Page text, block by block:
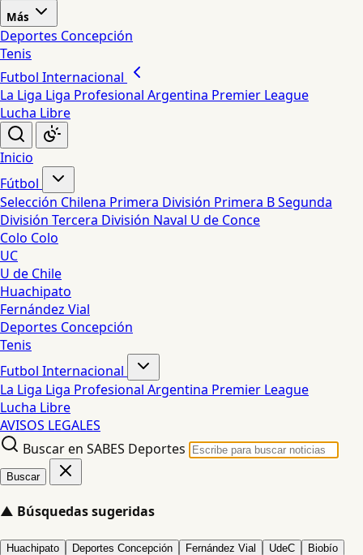
Más
Deportes Concepción
Tenis
Futbol Internacional
La Liga Liga Profesional Argentina Premier League
Lucha Libre
Inicio
Fútbol
Selección Chilena Primera División Primera BSegunda
División Tercera División Naval U de Conce
Colo Colo
UC
U de Chile
Huachipato
Fernández Vial
Deportes Concepción
Tenis
Futbol Internacional
La Liga Liga Profesional Argentina Premier League
Lucha Libre
AVISOS LEGALES
Buscar en SABES Deportes
Buscar
▲ Búsquedas sugeridas
Huachipato Deportes Concepción Fernández Vial UdeC Biobío